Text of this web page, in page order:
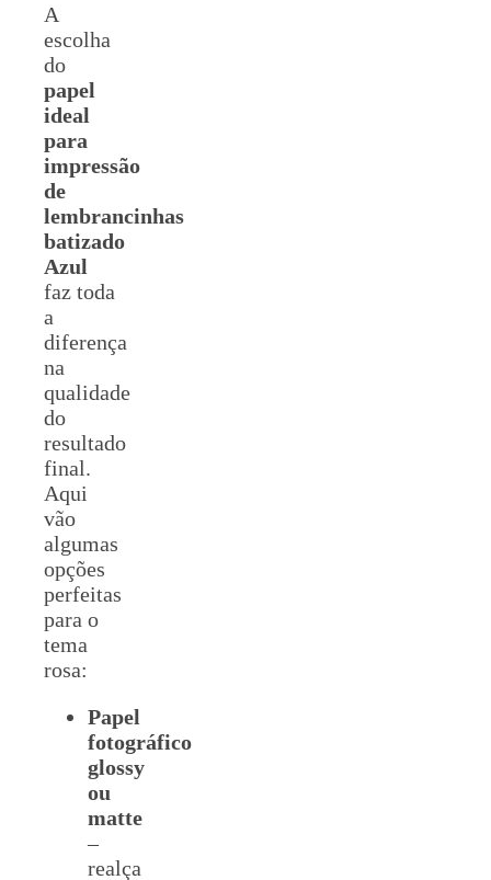
A
escolha
do
papel
ideal
para
impressão
de
lembrancinhas
batizado
Azul
faz toda
a
diferença
na
qualidade
do
resultado
final.
Aqui
vão
algumas
opções
perfeitas
para o
tema
rosa:
Papel
fotográfico
glossy
ou
matte
–
realça